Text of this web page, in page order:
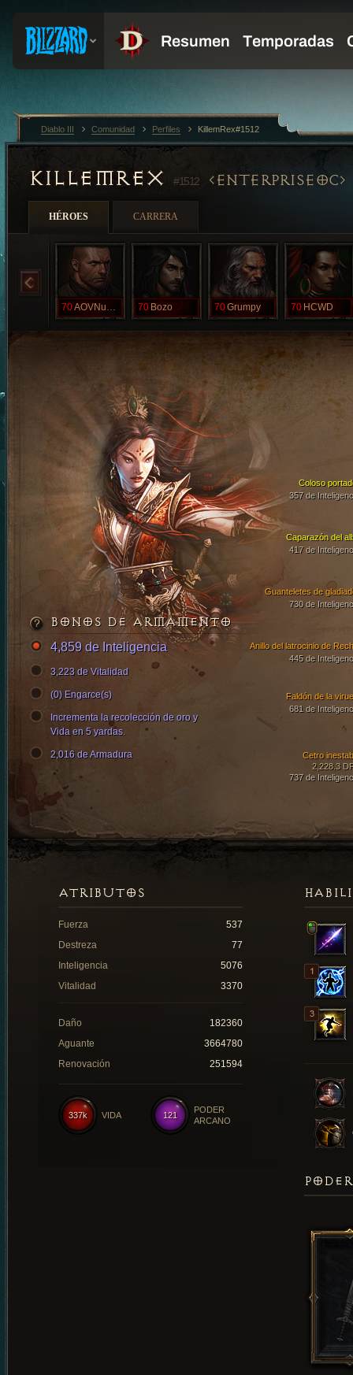
KILLEMREX #1512 ENTERPRISEOC
HÉROES CARRERA
70 AOVNumpty 70 Bozo 70Grumpy 70 HCWD
Caparazón del
417 de
Guanteletes de
730 de
Coloso
357 de
Faldón de la
681 de
Cetro
2,228.3
737 de
Anillo del latrocinio de
445 de
BONOS DE ARMAMENTO
4,859 de Inteligencia
3,223 de Vitalidad
(0) Engarce(s)
Incrementa la recolección de oro y
Vida en 5 yardas.
2,016 de Armadura
ATRIBUTOS
Fuerza
537
Destreza
77
Inteligencia
5076
Vitalidad
3370
Daño
182360
Aguante
3664780
Renovación
251594
121
PODER
ARCANO
337k VIDA
Diablo III Comunidad Perfiles KillemRex#1512